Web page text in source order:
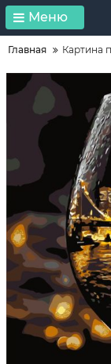
Меню
Главная Картина